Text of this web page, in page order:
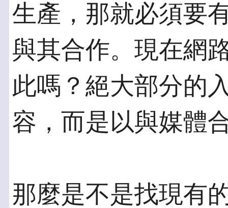
生產，那就必須要
與其合作。現在網
此嗎？絕大部分的
容，而是以與媒體
那麼是不是找現有